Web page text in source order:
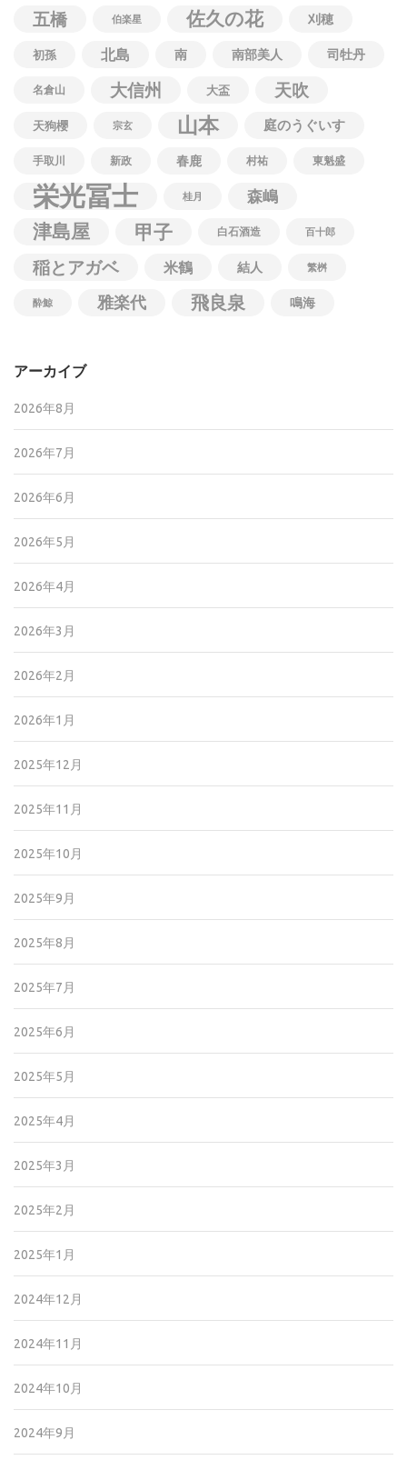
五橋 伯楽星 佐久の花 刈穂
初孫 北島 南 南部美人 司牡丹
名倉山 大信州 大盃 天吹
天狗櫻 宗玄 山本 庭のうぐいす
手取川 新政 春鹿 村祐 東魁盛
栄光冨士 桂月 森嶋
津島屋 甲子 白石酒造 百十郎
稲とアガベ 米鶴 結人 繁桝
酔鯨 雅楽代 飛良泉 鳴海
アーカイブ
2026年8月
2026年7月
2026年6月
2026年5月
2026年4月
2026年3月
2026年2月
2026年1月
2025年12月
2025年11月
2025年10月
2025年9月
2025年8月
2025年7月
2025年6月
2025年5月
2025年4月
2025年3月
2025年2月
2025年1月
2024年12月
2024年11月
2024年10月
2024年9月